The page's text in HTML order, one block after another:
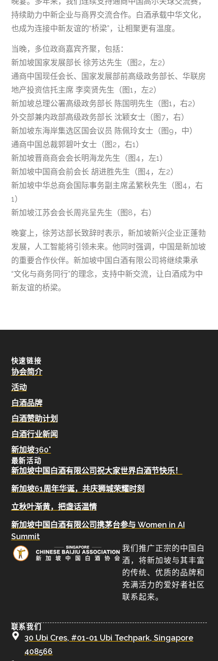
持续助力中新企业与商界交流合作。白酒承载中华文化，
也成为连接中新友谊的“桥梁”，让相聚更有温度。
当晚，多位政商嘉宾齐聚，包括：
新加坡国家发展部长 徐芳达先生（图2，左2）
通商中国现任会长、国家发展部前高级政务部长、华联房
地产投资信托主席 李奕贤先生（图1，左2）
新加坡总理公署高级政务部长 陈国明先生（图1，右2）
外交部兼内政部高级政务部长 沈颖女士（图7，右）
新加坡东海岸集选区国会议员 陈佩玲女士（图9，中）
通商中国总裁郭碧叶女士（图2，右1）
新加坡晋商商会会长明海龙先生（图4，左1）
新加坡中国商会前会长 胡进胜先生（图4，左2）
新加坡中华总商会国际事务副主席孟繁秋先生（图4，右
1）
新加坡江苏会会长周兆呈先生（图8，右）
晚宴上，徐芳达部长致辞时表示，新加坡新兴企业正蓬勃
发展，人工智能将引领未来。他同时强调，中国是新加坡
的重要合作伙伴。新加坡中国白酒有限公司将继续秉承
“文化与商务同行”的理念，支持中新交流，让白酒成为中
新友谊的桥梁。
快速链接
协会简介
活动
白酒品牌
白酒赞助计划
白酒行业新闻
新加坡360°
最新活动
新加坡中国白酒有限公司祝大家世界白酒节快乐！
新加坡61周年华诞，共庆狮城荣耀时刻
立秋叶渐黄，把盏话温情
新加坡中国白酒有限公司携茅台参与 Women in AI
Summit
我们推广正宗的中国白
酒，将新加坡与其丰富
的传统、优质的品牌和
充满活力的爱好者社区
联系起来。
联系我们
30 Ubi Cres, #01-01 Ubi Techpark, Singapore
408566